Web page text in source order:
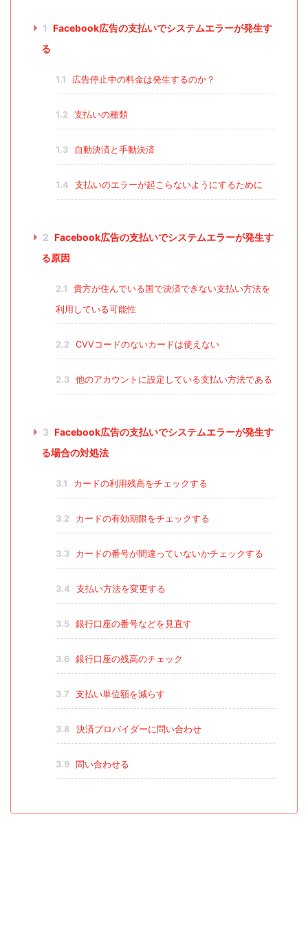
1 Facebook広告の支払いでシステムエラーが発生す
る
1.1 広告停止中の料金は発生するのか？
1.2 支払いの種類
1.3 自動決済と手動決済
1.4 支払いのエラーが起こらないようにするために
2 Facebook広告の支払いでシステムエラーが発生す
る原因
2.1
貴方が住んでいる国で決済できない支払い方法を
利用している可能性
2.2 CVVコードのないカードは使えない
2.3 他のアカウントに設定している支払い方法である
3 Facebook広告の支払いでシステムエラーが発生す
る場合の対処法
3.1 カードの利用残高をチェックする
3.2 カードの有効期限をチェックする
3.3 カードの番号が間違っていないかチェックする
3.4 支払い方法を変更する
3.5 銀行口座の番号などを見直す
3.6 銀行口座の残高のチェック
3.7 支払い単位額を減らす
3.8 決済プロバイダーに問い合わせ
3.9 問い合わせる